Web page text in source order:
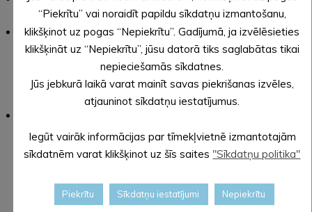
adresipriekslikumi@aluksne.lv,
nogādājot pašvaldībā pašrocīgi parakstītu iesniegumu vai
aizpildot veidlapu kādā no Valsts un pašvaldības
vienotajiem klientu apkalpošanas centriem
(administratīvajā ēkā Dārza ielā 11, Alūksnē, vai pagastu
to darba laikā),
11, Alūksnē, Alūksnes novadā, LV-4301 (pasta zīmogam uz
aploksnes jāsakrīt ar attiecīgo saistošo noteikumu projekta
“Piekrītu” vai noraidīt papildu sīkdatņu izmantošanu,
klikšķinot uz pogas “Nepiekrītu”. Gadījumā, ja izvēlēsieties
klikšķināt uz “Nepiekrītu”, jūsu datorā tiks saglabātas tikai
nepieciešamās sīkdatnes.
Jūs jebkurā laikā varat mainīt savas piekrišanas izvēles,
atjauninot sīkdatņu iestatījumus.
Iegūt vairāk informācijas par tīmekļvietnē izmantotajām
sīkdatnēm varat klikšķinot uz šīs saites "Sīkdatņu politika"
Piekrītu Sīkdatņu iestatījumi Nepiekrītu